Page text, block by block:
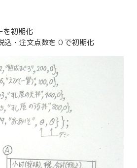
を初期化
込・注文点数を 0 で初期化